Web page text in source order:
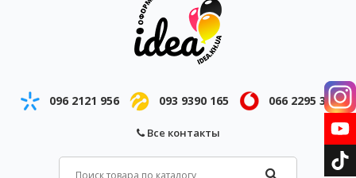
096 2121 956 093 9390 165 066 2295 343
Все контакты